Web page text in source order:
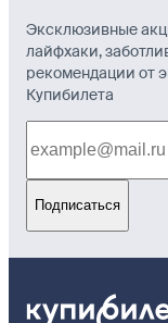
Эксклюзивные
лайфхаки,
рекомендации от
Купибилета
Подписаться